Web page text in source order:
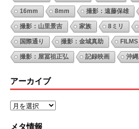
16mm 8mm 撮影：遠藤保雄
撮影：山里景吉 家族 8ミリ
国際通り 撮影：金城真助 FILMS
撮影：屋冨祖正弘 記録映画 沖縄
アーカイブ
メタ情報